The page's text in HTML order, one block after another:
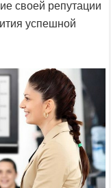
своей репутации
успешной